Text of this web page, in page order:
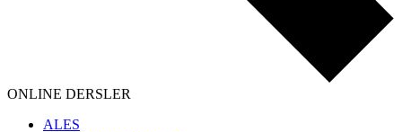
ONLINE DERSLER
ALES